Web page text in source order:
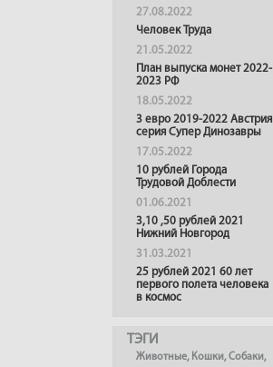
27.08.2022
Человек Труда
21.05.2022
План выпуска монет 2022-
2023 РФ
18.05.2022
3 евро 2019-2022 Австрия
серия Супер Динозавры
17.05.2022
10 рублей Города
Трудовой Доблести
01.06.2021
3,10 ,50 рублей 2021
Нижний Новгород
31.03.2021
25 рублей 2021 60 лет
первого полета человека
в космос
ТЭГИ
Животные, Кошки,Собаки,